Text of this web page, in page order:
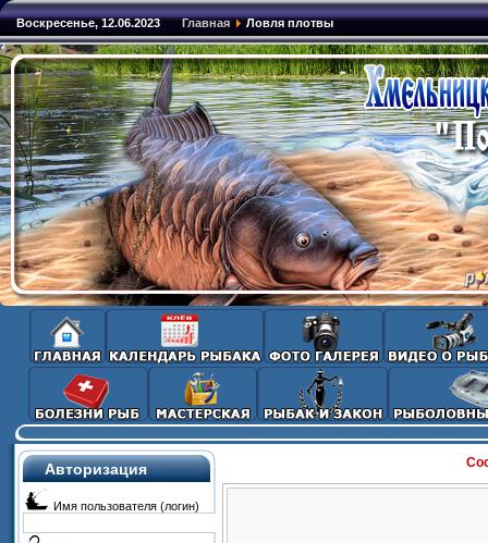
Воскресенье, 12.06.2023 Главная Ловля плотвы
Авторизация
Имя пользователя (логин)